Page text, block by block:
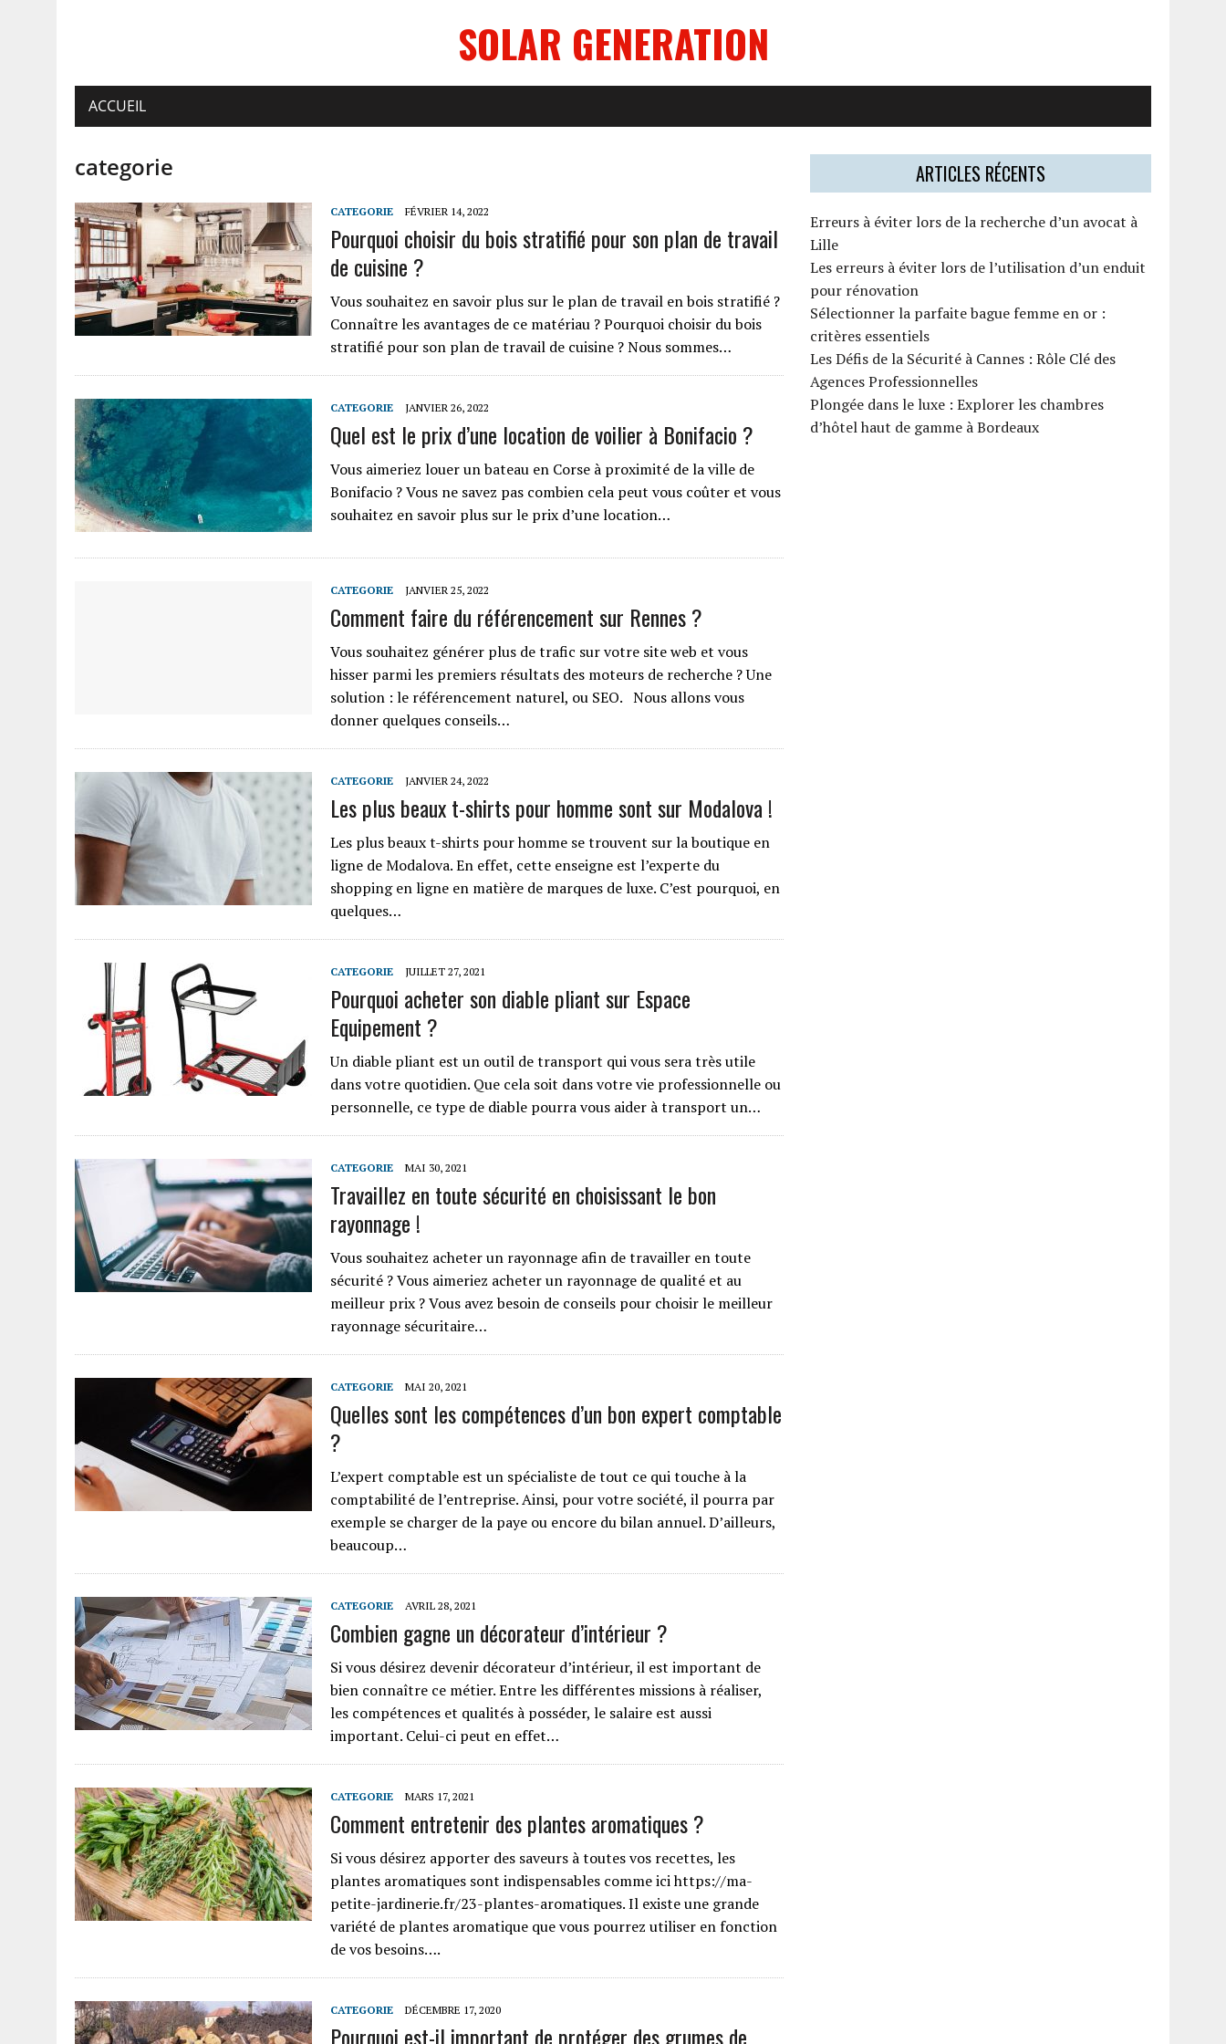
SOLAR GENERATION
ACCUEIL
categorie
CATEGORIE FÉVRIER 14, 2022
Pourquoi choisir du bois stratifié pour son plan de travail
de cuisine ?
Vous souhaitez en savoir plus sur le plan de travail en bois stratifié ?
Connaître les avantages de ce matériau ? Pourquoi choisir du bois
stratifié pour son plan de travail de cuisine ? Nous sommes…
CATEGORIE JANVIER 26, 2022
Quel est le prix d’une location de voilier à Bonifacio ?
Vous aimeriez louer un bateau en Corse à proximité de la ville de
Bonifacio ? Vous ne savez pas combien cela peut vous coûter et vous
souhaitez en savoir plus sur le prix d’une location…
CATEGORIE JANVIER 25, 2022
Comment faire du référencement sur Rennes ?
Vous souhaitez générer plus de trafic sur votre site web et vous
hisser parmi les premiers résultats des moteurs de recherche ? Une
solution : le référencement naturel, ou SEO. Nous allons vous
donner quelques conseils…
CATEGORIE JANVIER 24, 2022
Les plus beaux t-shirts pour homme sont sur Modalova !
Les plus beaux t-shirts pour homme se trouvent sur la boutique en
ligne de Modalova. En effet, cette enseigne est l’experte du
shopping en ligne en matière de marques de luxe. C’est pourquoi, en
quelques…
CATEGORIE JUILLET 27, 2021
Pourquoi acheter son diable pliant sur Espace
Equipement ?
Un diable pliant est un outil de transport qui vous sera très utile
dans votre quotidien. Que cela soit dans votre vie professionnelle ou
personnelle, ce type de diable pourra vous aider à transport un…
CATEGORIE MAI 30, 2021
Travaillez en toute sécurité en choisissant le bon
rayonnage !
Vous souhaitez acheter un rayonnage afin de travailler en toute
sécurité ? Vous aimeriez acheter un rayonnage de qualité et au
meilleur prix ? Vous avez besoin de conseils pour choisir le meilleur
rayonnage sécuritaire…
CATEGORIE MAI 20, 2021
Quelles sont les compétences d’un bon expert comptable
?
L’expert comptable est un spécialiste de tout ce qui touche à la
comptabilité de l’entreprise. Ainsi, pour votre société, il pourra par
exemple se charger de la paye ou encore du bilan annuel. D’ailleurs,
beaucoup…
CATEGORIE AVRIL 28, 2021
Combien gagne un décorateur d’intérieur ?
Si vous désirez devenir décorateur d’intérieur, il est important de
bien connaître ce métier. Entre les différentes missions à réaliser,
les compétences et qualités à posséder, le salaire est aussi
important. Celui-ci peut en effet…
CATEGORIE MARS 17, 2021
Comment entretenir des plantes aromatiques ?
Si vous désirez apporter des saveurs à toutes vos recettes, les
plantes aromatiques sont indispensables comme ici https://ma-
petite-jardinerie.fr/23-plantes-aromatiques. Il existe une grande
variété de plantes aromatique que vous pourrez utiliser en fonction
de vos besoins….
CATEGORIE DÉCEMBRE 17, 2020
Pourquoi est-il important de protéger des grumes de
ARTICLES RÉCENTS
Erreurs à éviter lors de la recherche d’un avocat à
Lille
Les erreurs à éviter lors de l’utilisation d’un enduit
pour rénovation
Sélectionner la parfaite bague femme en or :
critères essentiels
Les Défis de la Sécurité à Cannes : Rôle Clé des
Agences Professionnelles
Plongée dans le luxe : Explorer les chambres
d’hôtel haut de gamme à Bordeaux